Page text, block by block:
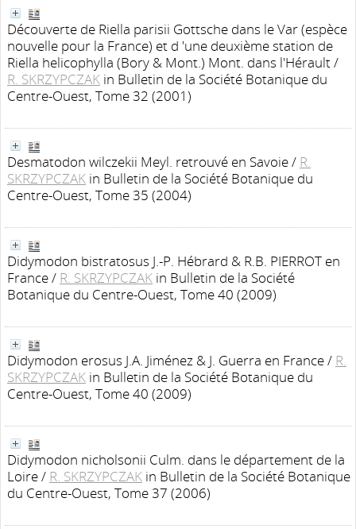
Découverte de Riella parisii Gottsche dans le Var (espèce
nouvelle pour la France) et d 'une deuxième station de
Riella helicophylla (Bory & Mont.) Mont. dans l'Hérault/
R. SKRZYPCZAK in Bulletin de la Société Botanique du
Centre-Ouest, Tome 32 (2001)
Desmatodon wilczekii Meyl. retrouvé en Savoie/ R.
SKRZYPCZAK in Bulletin de la Société Botanique du
Centre-Ouest, Tome 35 (2004)
Didymodon bistratosus J.-P. Hébrard & R.B. PIERROT en
France/ R. SKRZYPCZAK in Bulletin de la Société
Botanique du Centre-Ouest, Tome 40 (2009)
Didymodon erosus J.A. Jiménez & J. Guerra en France/ R.
SKRZYPCZAK in Bulletin de la Société Botanique du
Centre-Ouest, Tome 40 (2009)
Didymodon nicholsonii Culm. dans le département de la
Loire/ R. SKRZYPCZAK in Bulletin de la Société Botanique
du Centre-Ouest, Tome 37 (2006)